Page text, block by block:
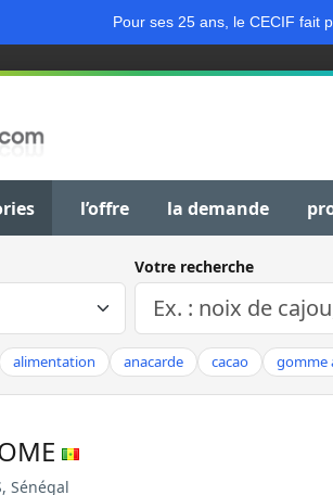
Pour ses 25 ans, le CECIF fait
l’offre la demande
Votre recherche
alimentation anacarde cacao gomme
Sénégal